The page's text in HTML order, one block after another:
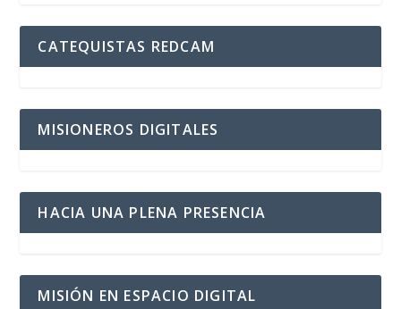
CATEQUISTAS REDCAM
MISIONEROS DIGITALES
HACIA UNA PLENA PRESENCIA
MISIÓN EN ESPACIO DIGITAL